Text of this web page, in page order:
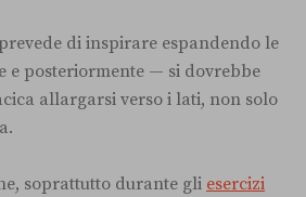
di inspirare espandendo le
e posteriormente — si dovrebbe
allargarsi verso i lati, non solo
soprattutto durante gli esercizi